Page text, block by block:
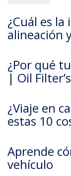
¿Cuál es
alineación
¿Por qué
| Oil
¿Viaje en
estas 10
Aprende
vehículo